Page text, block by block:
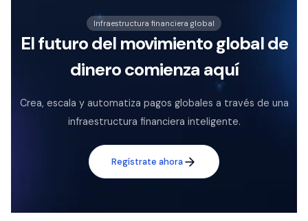
Infraestructura financiera global
El futuro del movimiento global de
dinero comienza aquí
Crea, escala y automatiza pagos globales a través de una
infraestructura financiera inteligente.
Regístrate ahora